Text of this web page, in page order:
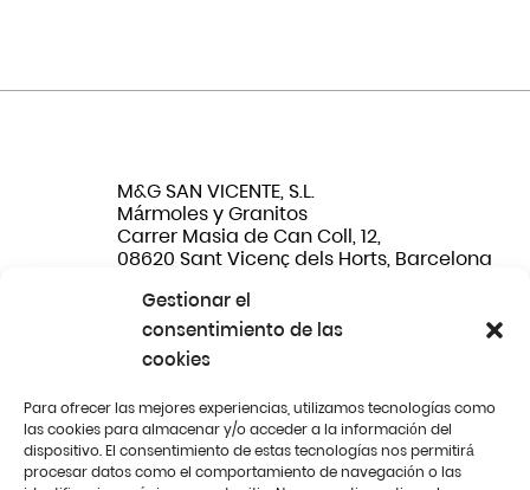
Gestionar el
consentimiento de las
cookies
Para ofrecer las mejores experiencias, utilizamos tecnologías como
las cookies para almacenar y/o acceder a la información del
dispositivo. El consentimiento de estas tecnologías nos permitirá
procesar datos como el comportamiento de navegación o las
M&G SAN VICENTE, S.L.
Mármoles y Granitos
Carrer Masia de Can Coll, 12,
08620 Sant Vicenç dels Horts, Barcelona
Tel. (+34) 647 467 033
¿Quiénes
somos?
Proyectos